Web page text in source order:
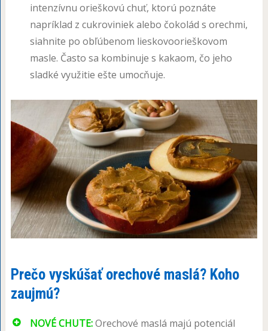
intenzívnu orieškovú chuť, ktorú poznáte
napríklad z cukroviniek alebo čokolád s orechmi,
siahnite po obľúbenom lieskovoorieškovom
masle. Často sa kombinuje s kakaom, čo jeho
sladké využitie ešte umocňuje.
Prečo vyskúšať orechové maslá? Koho
zaujmú?
NOVÉ CHUTE:Orechové maslá majú potenciál